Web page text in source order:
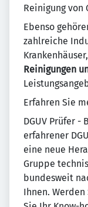
Reinigung von
Ebenso
zahlreiche
Reinigungen
Erfahren Sie
DGUV Prüfer -
erfahrener
eine neue
Gruppe
bundesweit
Ihnen.